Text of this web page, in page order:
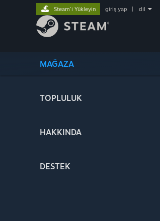
MAĞAZA
TOPLULUK
HAKKINDA
DESTEK
Steam'i Yükleyin giriş yap dil